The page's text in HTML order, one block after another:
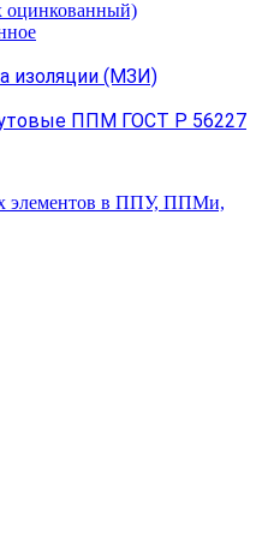
оцинкованный)
изоляции (МЗИ)
ППМ ГОСТ Р 56227
элементов в ППУ, ППМи,